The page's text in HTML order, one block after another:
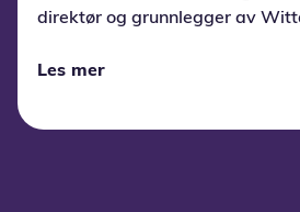
direktør og grunnlegger av
Les mer